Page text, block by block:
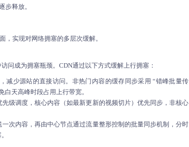
步释放。
，实现对网络拥塞的多层次缓解。
问成为拥塞瓶颈。CDN通过以下方式缓解上行拥塞：
减少源站的直接访问。非热门内容的缓存同步采用 “错峰批量传
天高峰时段占用上行带宽。
级调度，核心内容（如最新更新的视频切片）优先同步，非核心
次内容，再由中心节点通过流量整形控制的批量同步机制，分时